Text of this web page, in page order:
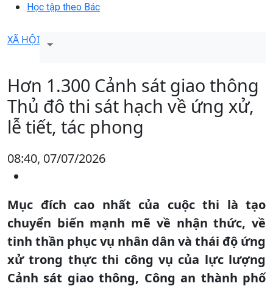
Học tập theo Bác
XÃ HỘI
Hơn 1.300 Cảnh sát giao thông
Thủ đô thi sát hạch về ứng xử,
lễ tiết, tác phong
08:40, 07/07/2026
Mục đích cao nhất của cuộc thi là tạo
chuyển biến mạnh mẽ về nhận thức, về
tinh thần phục vụ nhân dân và thái độ ứng
xử trong thực thi công vụ của lực lượng
Cảnh sát giao thông, Công an thành phố